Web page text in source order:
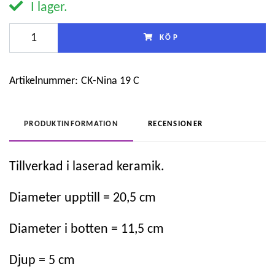
I lager.
KÖP
Artikelnummer: CK-Nina 19 C
PRODUKTINFORMATION RECENSIONER
Tillverkad i laserad keramik.
Diameter upptill = 20,5 cm
Diameter i botten = 11,5 cm
Djup = 5 cm